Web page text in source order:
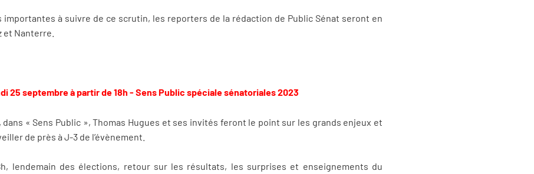
importantes à suivre de ce scrutin, les reporters de la rédaction de Public Sénat seront en
et Nanterre.
25 septembre à partir de 18h - Sens Public spéciale sénatoriales 2023
dans « Sens Public », Thomas Hugues et ses invités feront le point sur les grands enjeux et
de près à J-3 de l’évènement.
lendemain des élections, retour sur les résultats, les surprises et enseignements du